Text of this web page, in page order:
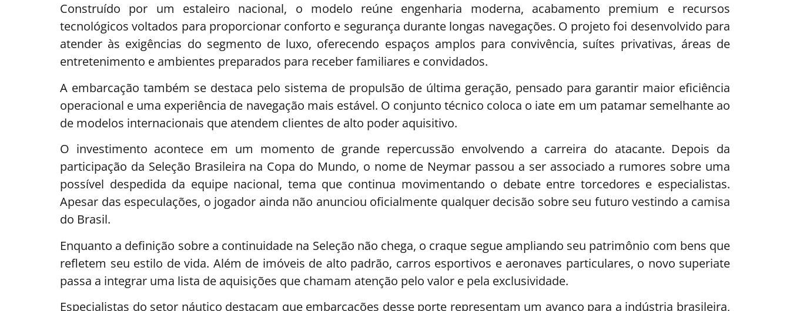
Construído por um estaleiro nacional, o modelo reúne engenharia moderna, acabamento premium e recursos
tecnológicos voltados para proporcionar conforto e segurança durante longas navegações. O projeto foi desenvolvido para
atender às exigências do segmento de luxo, oferecendo espaços amplos para convivência, suítes privativas, áreas de
entretenimento e ambientes preparados para receber familiares e convidados.
A embarcação também se destaca pelo sistema de propulsão de última geração, pensado para garantir maior eficiência
operacional e uma experiência de navegação mais estável. O conjunto técnico coloca o iate em um patamar semelhante ao
de modelos internacionais que atendem clientes de alto poder aquisitivo.
O investimento acontece em um momento de grande repercussão envolvendo a carreira do atacante. Depois da
participação da Seleção Brasileira na Copa do Mundo, o nome de Neymar passou a ser associado a rumores sobre uma
possível despedida da equipe nacional, tema que continua movimentando o debate entre torcedores e especialistas.
Apesar das especulações, o jogador ainda não anunciou oficialmente qualquer decisão sobre seu futuro vestindo a camisa
do Brasil.
Enquanto a definição sobre a continuidade na Seleção não chega, o craque segue ampliando seu patrimônio com bens que
refletem seu estilo de vida. Além de imóveis de alto padrão, carros esportivos e aeronaves particulares, o novo superiate
passa a integrar uma lista de aquisições que chamam atenção pelo valor e pela exclusividade.
Especialistas do setor náutico destacam que embarcações desse porte representam um avanço para a indústria brasileira,